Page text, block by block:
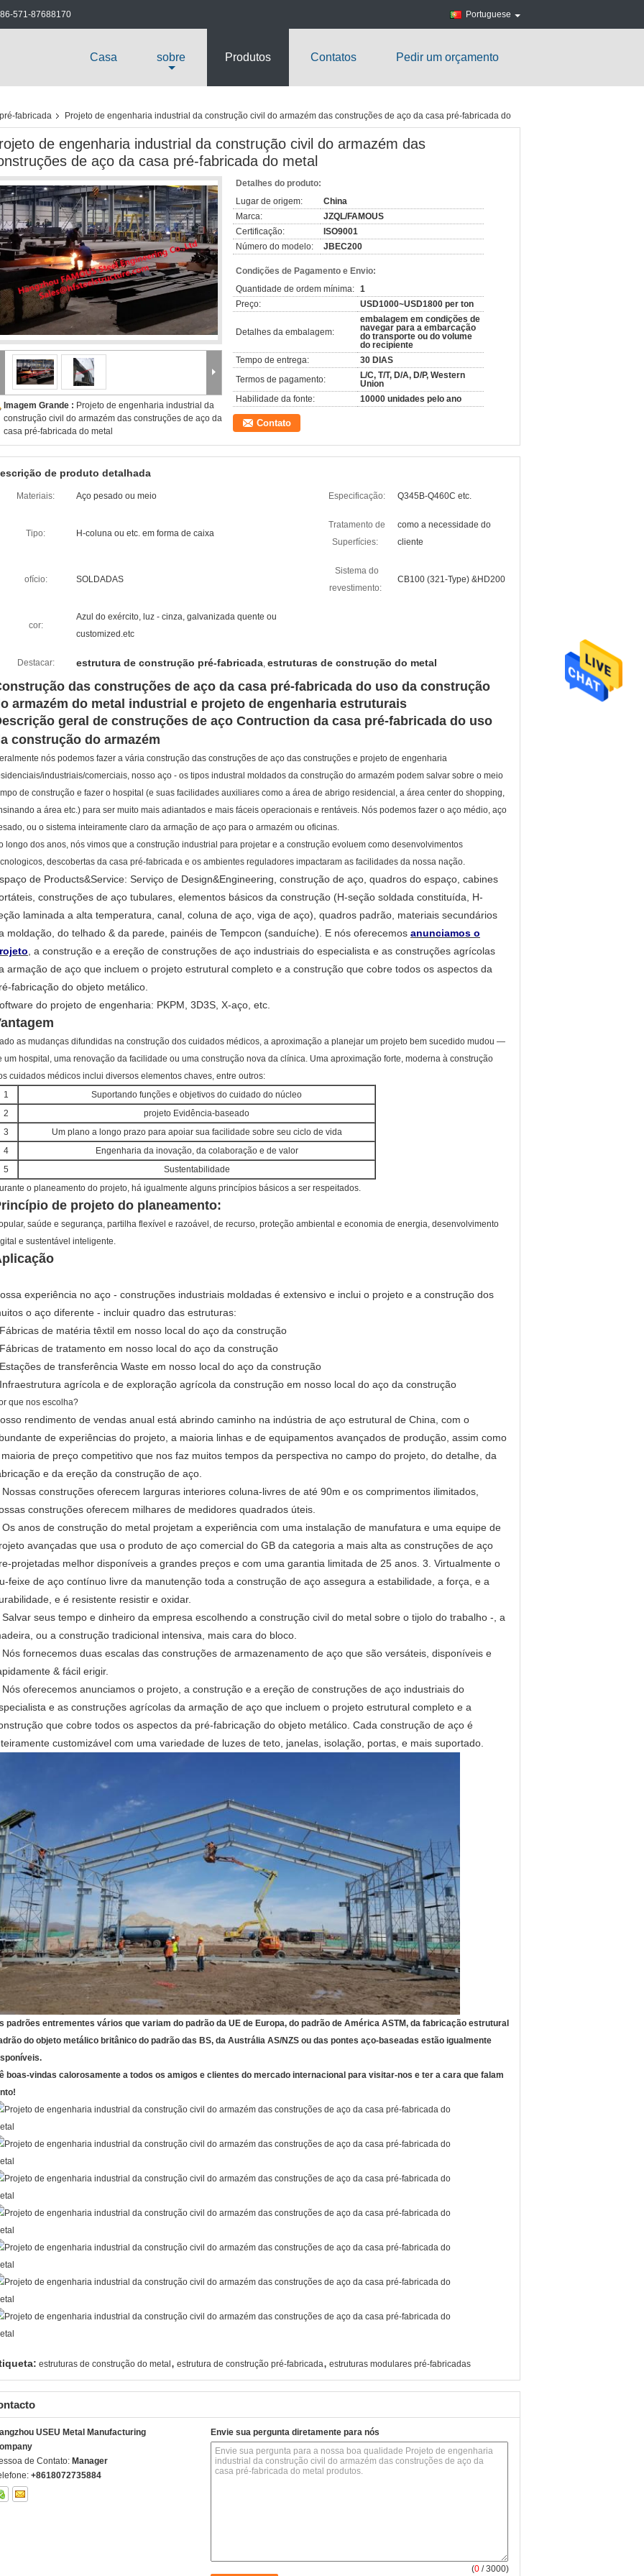
86-571-87688170 Portuguese
Casa sobre Produtos Contatos Pedir um orçamento
fabricada
Projeto de engenharia industrial da construção civil do armazém das construções de aço da casa pré-fabricada do
de engenharia industrial da construção civil do armazém das
de aço da casa pré-fabricada do metal
Imagem Grande : Projeto de engenharia industrial da
construção civil do armazém das construções de aço da
casa pré-fabricada do metal
Detalhes do produto:
Lugar de origem:
China
Marca:
JZQL/FAMOUS
Certificação:
ISO9001
Número do modelo:
JBEC200
Condições de Pagamento e Envio:
Quantidade de ordem mínima: 1
Preço:
USD1000~USD1800 per ton
Detalhes da embalagem:
embalagem em condições de
navegar para a embarcação
do transporte ou do volume
do recipiente
Tempo de entrega:
30 DIAS
Termos de pagamento:
L/C, T/T, D/A, D/P, Western
Union
Habilidade da fonte:
10000 unidades pelo ano
Contato
de produto detalhada
Materiais: Aço pesado ou meio Especificação: Q345B-Q460C etc.
Tipo: H-coluna ou etc. em forma de caixa
Tratamento de
Superfícies:
como a necessidade do
cliente
ofício: SOLDADAS
Sistema do
revestimento:
CB100 (321-Type) &HD200
cor:
Azul do exército, luz - cinza, galvanizada quente ou
customized.etc
Destacar: estrutura de construção pré-fabricada, estruturas de construção do metal
das construções de aço da casa pré-fabricada do uso da construção
armazém do metal industrial e projeto de engenharia estruturais
geral de construções de aço Contruction da casa pré-fabricada do uso
construção do armazém
nós podemos fazer a vária construção das construções de aço das construções e projeto de engenharia
industriais/comerciais, nosso aço - os tipos industral moldados da construção do armazém podem salvar sobre o meio
de construção e fazer o hospital (e suas facilidades auxiliares como a área de abrigo residencial, a área center do shopping,
a área etc.) para ser muito mais adiantados e mais fáceis operacionais e rentáveis. Nós podemos fazer o aço médio, aço
ou o sistema inteiramente claro da armação de aço para o armazém ou oficinas.
longo dos anos, nós vimos que a construção industrial para projetar e a construção evoluem como desenvolvimentos
descobertas da casa pré-fabricada e os ambientes reguladores impactaram as facilidades da nossa nação.
de Products&Service: Serviço de Design&Engineering, construção de aço, quadros do espaço, cabines
construções de aço tubulares, elementos básicos da construção (H-seção soldada constituída, H-
laminada a alta temperatura, canal, coluna de aço, viga de aço), quadros padrão, materiais secundários
moldação, do telhado & da parede, painéis de Tempcon (sanduíche). E nós oferecemos anunciamos o
, a construção e a ereção de construções de aço industriais do especialista e as construções agrícolas
armação de aço que incluem o projeto estrutural completo e a construção que cobre todos os aspectos da
fabricação do objeto metálico.
do projeto de engenharia: PKPM, 3D3S, X-aço, etc.
as mudanças difundidas na construção dos cuidados médicos, a aproximação a planejar um projeto bem sucedido mudou —
um hospital, uma renovação da facilidade ou uma construção nova da clínica. Uma aproximação forte, moderna à construção
cuidados médicos inclui diversos elementos chaves, entre outros:
1
Suportando funções e objetivos do cuidado do núcleo
2
projeto Evidência-baseado
3
Um plano a longo prazo para apoiar sua facilidade sobre seu ciclo de vida
4
Engenharia da inovação, da colaboração e de valor
5
Sustentabilidade
o planeamento do projeto, há igualmente alguns princípios básicos a ser respeitados.
de projeto do planeamento:
saúde e segurança, partilha flexível e razoável, de recurso, proteção ambiental e economia de energia, desenvolvimento
e sustentável inteligente.
experiência no aço - construções industriais moldadas é extensivo e inclui o projeto e a construção dos
o aço diferente - incluir quadro das estruturas:
de matéria têxtil em nosso local do aço da construção
de tratamento em nosso local do aço da construção
de transferência Waste em nosso local do aço da construção
agrícola e de exploração agrícola da construção em nosso local do aço da construção
que nos escolha?
rendimento de vendas anual está abrindo caminho na indústria de aço estrutural de China, com o
de experiências do projeto, a maioria linhas e de equipamentos avançados de produção, assim como
de preço competitivo que nos faz muitos tempos da perspectiva no campo do projeto, do detalhe, da
e da ereção da construção de aço.
Nossas construções oferecem larguras interiores coluna-livres de até 90m e os comprimentos ilimitados,
construções oferecem milhares de medidores quadrados úteis.
Os anos de construção do metal projetam a experiência com uma instalação de manufatura e uma equipe de
avançadas que usa o produto de aço comercial do GB da categoria a mais alta as construções de aço
projetadas melhor disponíveis a grandes preços e com uma garantia limitada de 25 anos. 3. Virtualmente o
feixe de aço contínuo livre da manutenção toda a construção de aço assegura a estabilidade, a força, e a
e é resistente resistir e oxidar.
Salvar seus tempo e dinheiro da empresa escolhendo a construção civil do metal sobre o tijolo do trabalho -, a
ou a construção tradicional intensiva, mais cara do bloco.
Nós fornecemos duas escalas das construções de armazenamento de aço que são versáteis, disponíveis e
& fácil erigir.
Nós oferecemos anunciamos o projeto, a construção e a ereção de construções de aço industriais do
e as construções agrícolas da armação de aço que incluem o projeto estrutural completo e a
que cobre todos os aspectos da pré-fabricação do objeto metálico. Cada construção de aço é
customizável com uma variedade de luzes de teto, janelas, isolação, portas, e mais suportado.
padrões entrementes vários que variam do padrão da UE de Europa, do padrão de América ASTM, da fabricação estrutural
do objeto metálico britânico do padrão das BS, da Austrália AS/NZS ou das pontes aço-baseadas estão igualmente
boas-vindas calorosamente a todos os amigos e clientes do mercado internacional para visitar-nos e ter a cara que falam
estruturas de construção do metal , estrutura de construção pré-fabricada, estruturas modulares pré-fabricadas
USEU Metal Manufacturing
de Contato: Manager
+8618072735884
Envie sua pergunta diretamente para nós
(0 / 3000)